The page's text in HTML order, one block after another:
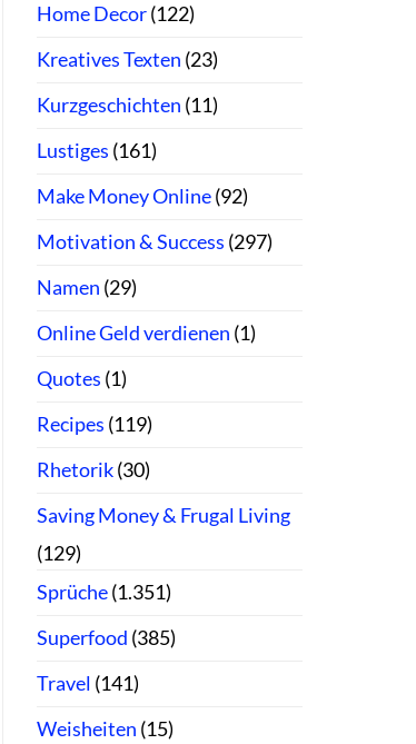
Home Decor(122)
Kreatives Texten (23)
Kurzgeschichten (11)
Lustiges (161)
Make Money Online(92)
Motivation & Success (297)
Namen (29)
Online Geld verdienen (1)
Quotes (1)
Recipes (119)
Rhetorik(30)
Saving Money & Frugal Living
(129)
Sprüche(1.351)
Superfood (385)
Travel (141)
Weisheiten (15)